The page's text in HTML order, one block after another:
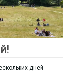
дней